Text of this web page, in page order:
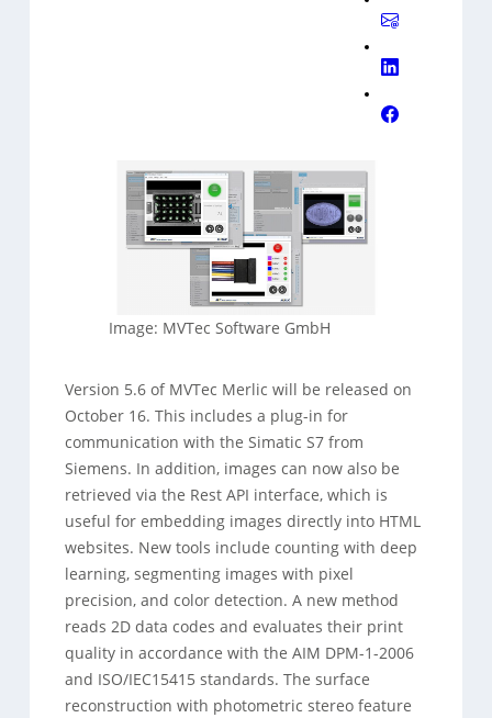
Image: MVTec Software GmbH
Version 5.6 of MVTec Merlic will be released on
October 16. This includes a plug-in for
communication with the Simatic S7 from
Siemens. In addition, images can now also be
retrieved via the Rest API interface, which is
useful for embedding images directly into HTML
websites. New tools include counting with deep
learning, segmenting images with pixel
precision, and color detection. A new method
reads 2D data codes and evaluates their print
quality in accordance with the AIM DPM-1-2006
and ISO/IEC15415 standards. The surface
reconstruction with photometric stereo feature